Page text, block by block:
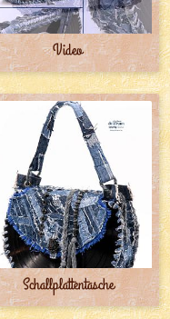
Video
Schallplattentasche